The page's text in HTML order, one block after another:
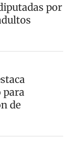
por
para
de